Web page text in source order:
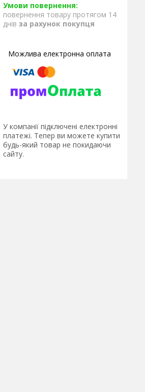
повернення товару протягом 14
днів за рахунок покупця
У компанії підключені електронні
платежі. Тепер ви можете купити
будь-який товар не покидаючи
сайту.